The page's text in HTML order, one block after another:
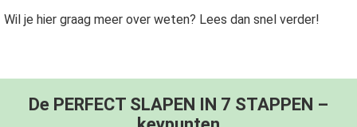
Wil je hier graag meer over weten? Lees dan snel verder!
De PERFECT SLAPEN IN 7 STAPPEN –